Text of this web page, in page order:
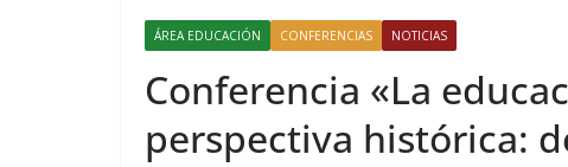
ÁREA EDUCACIÓN CONFERENCIAS NOTICIAS
Conferencia «La
perspectiva histórica: